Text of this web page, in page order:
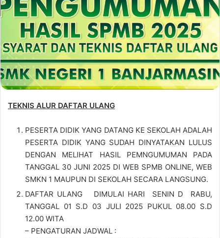
TEKNIS ALUR DAFTAR ULANG
PESERTA DIDIK YANG DATANG KE SEKOLAH ADALAH
PESERTA DIDIK YANG SUDAH DINYATAKAN LULUS
DENGAN MELIHAT HASIL PEMNGUMUMAN PADA
TANGGAL 30 JUNI 2025 DI WEB SPMB ONLINE, WEB
SMKN 1 MAUPUN DI SEKOLAH SECARA LANGSUNG.
DAFTAR ULANG DIMULAI HARI SENIN D RABU,
TANGGAL 01 S.D 03 JULI 2025 PUKUL 08.00 S.D
12.00 WITA
– PENGATURAN JADWAL :